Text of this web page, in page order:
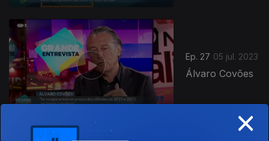
Ep. 27 05 jul. 2023
Álvaro Covões
×